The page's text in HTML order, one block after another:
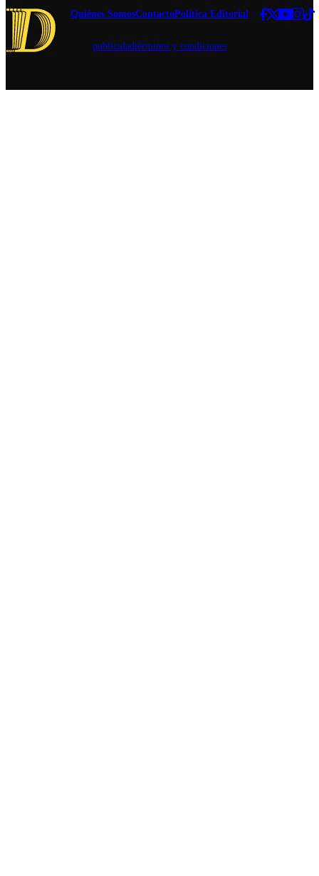
entregado en
cadena
Quiénes SomosContactoPolítica Editorial
publicidadtérminos y condiciones